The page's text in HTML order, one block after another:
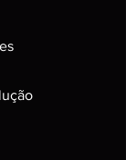
possui
mas
possuir